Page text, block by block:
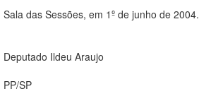
Sala das Sessões, em 1º de junho de 2004.
Deputado Ildeu Araujo
PP/SP